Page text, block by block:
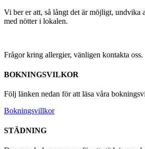
Vi ber er att, så långt det är möjligt, undvika
med nötter i lokalen.
Frågor kring allergier, vänligen kontakta oss.
BOKNINGSVILKOR
Följ länken nedan för att läsa våra
Bokningsvillkor
STÄDNING